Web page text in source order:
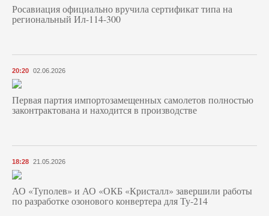
Росавиация официально вручила сертификат типа на
региональный Ил-114-300
20:20 02.06.2026
Первая партия импортозамещенных самолетов полностью
законтрактована и находится в производстве
18:28 21.05.2026
АО «Туполев» и АО «ОКБ «Кристалл» завершили работы
по разработке озонового конвертера для Ту-214